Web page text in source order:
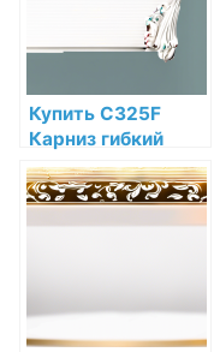
Купить C325F
Карниз гибкий
Orac Decor
Полиуретан Orac
Decor по низкой